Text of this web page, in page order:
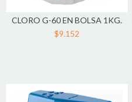
CLORO G-60 EN BOLSA 1KG.
$9.152